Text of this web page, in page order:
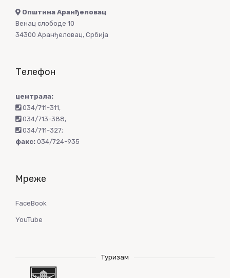
Општина Аранђеловац
Венац слободе 10
34300 Аранђеловац, Србија
Телефон
централа:
034/711-311,
034/713-388,
034/711-327;
факс: 034/724-935
Мреже
FaceBook
YouTube
Туризам